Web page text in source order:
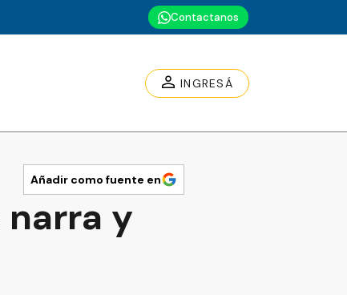
Contactanos
INGRESÁ
Añadir como fuente en
narra y